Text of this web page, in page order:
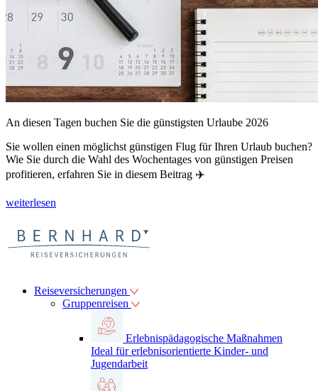
An diesen Tagen buchen Sie die günstigsten Urlaube 2026
Sie wollen einen möglichst günstigen Flug für Ihren Urlaub buchen?
Wie Sie durch die Wahl des Wochentages von günstigen Preisen
profitieren, erfahren Sie in diesem Beitrag ✈️
weiterlesen
Reiseversicherungen
Gruppenreisen
Erlebnispädagogische Maßnahmen
Ideal für erlebnisorientierte Kinder- und
Jugendarbeit